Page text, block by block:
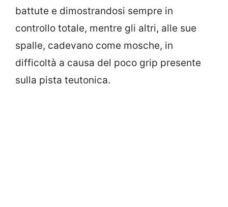
battute e dimostrandosi sempre in
controllo totale, mentre gli altri, alle sue
spalle, cadevano come mosche, in
difficoltà a causa del poco grip presente
sulla pista teutonica.